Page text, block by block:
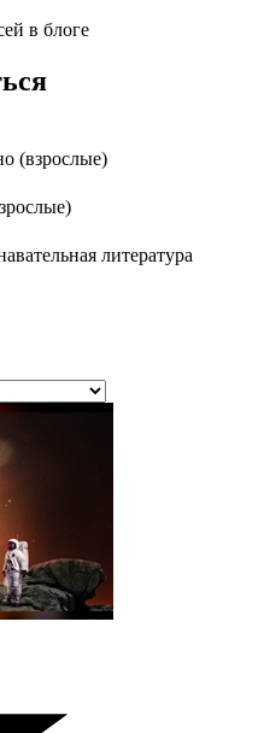
в блоге
(взрослые)
литература